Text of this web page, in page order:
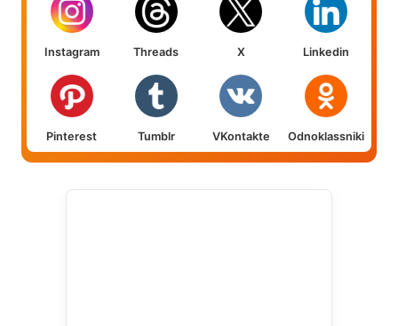
Instagram Threads X Linkedin
Pinterest Tumblr VKontakte Odnoklassniki